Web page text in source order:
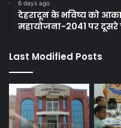
6 days ago
देहरादून के भविष्य को
महायोजना-2041 पर दूसरे
Last Modified Posts